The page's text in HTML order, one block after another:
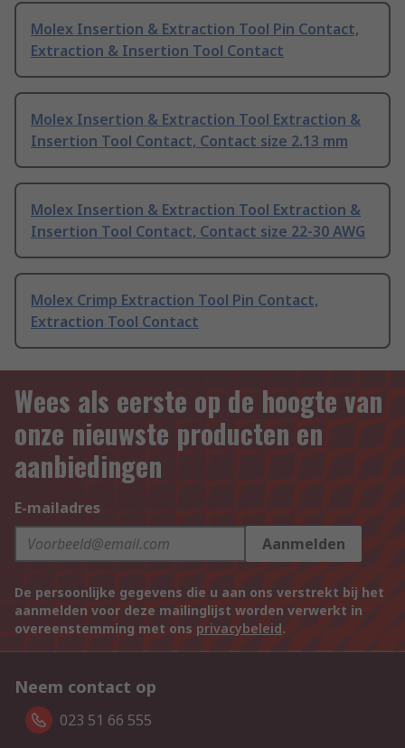
Molex Insertion & Extraction Tool Pin Contact,
Extraction & Insertion Tool Contact
Molex Insertion & Extraction Tool Extraction &
Insertion Tool Contact, Contact size 2.13 mm
Molex Insertion & Extraction Tool Extraction &
Insertion Tool Contact, Contact size 22-30 AWG
Molex Crimp Extraction Tool Pin Contact,
Extraction Tool Contact
Wees als eerste op de hoogte van
onze nieuwste producten en
aanbiedingen
E-mailadres
Aanmelden
De persoonlijke gegevens die u aan ons verstrekt bij het
aanmelden voor deze mailinglijst worden verwerkt in
overeenstemming met ons privacybeleid.
Neem contact op
023 51 66 555